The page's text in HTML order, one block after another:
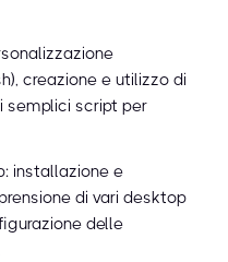
creazione e utilizzo di
semplici script per
installazione e
di vari desktop
delle